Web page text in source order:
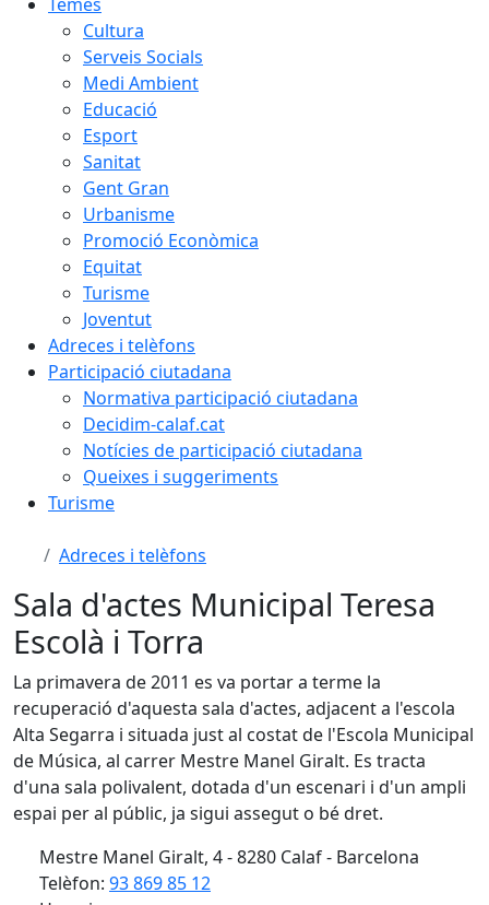
Cultura
Serveis Socials
Medi Ambient
Educació
Esport
Sanitat
Gent Gran
Urbanisme
Promoció Econòmica
Equitat
Turisme
Joventut
Adreces i telèfons
Participació ciutadana
Normativa participació ciutadana
Decidim-calaf.cat
Notícies de participació ciutadana
Queixes i suggeriments
Turisme
Adreces i telèfons
Sala d'actes Municipal Teresa
Escolà i Torra
La primavera de 2011 es va portar a terme la
recuperació d'aquesta sala d'actes, adjacent a l'escola
Alta Segarra i situada just al costat de l'Escola Municipal
de Música, al carrer Mestre Manel Giralt. Es tracta
d'una sala polivalent, dotada d'un escenari i d'un ampli
espai per al públic, ja sigui assegut o bé dret.
Mestre Manel Giralt, 4 - 8280 Calaf - Barcelona
Telèfon: 93 869 85 12